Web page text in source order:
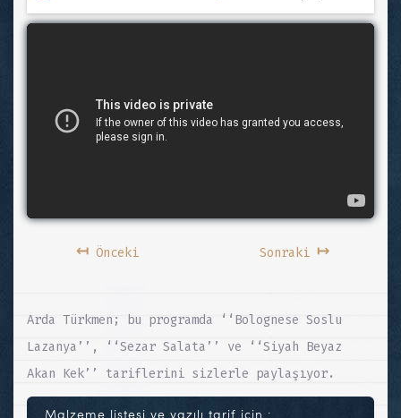
↤Önceki Sonraki ↦
Arda Türkmen; bu programda ‘‘Bolognese Soslu
Lazanya’’, ‘‘Sezar Salata’’ ve ‘‘Siyah Beyaz
Akan Kek’’ tariflerini sizlerle paylaşıyor.
Malzeme listesi ve yazılı tarif için :